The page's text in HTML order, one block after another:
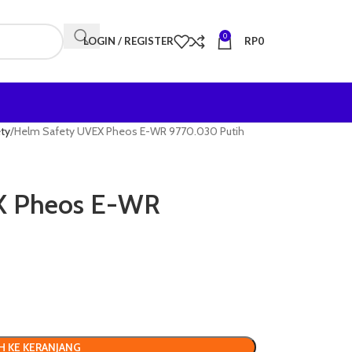
LOGIN / REGISTER 0 RP0
Helm Safety UVEX Pheos E-WR 9770.030 Putih
Pheos E-WR
KE KERANJANG